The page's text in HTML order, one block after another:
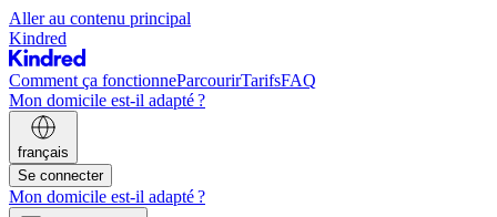
Aller au contenu principal
Kindred
Comment ça fonctionneParcourirTarifsFAQ
Mon domicile est-il adapté ?
français
Se connecter
Mon domicile est-il adapté ?